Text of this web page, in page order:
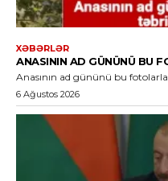
XƏBƏRLƏR
ANASININ AD GÜNÜNÜ BU
Anasının ad gününü bu
6 Ağustos 2026